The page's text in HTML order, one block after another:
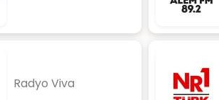
Radyo Viva